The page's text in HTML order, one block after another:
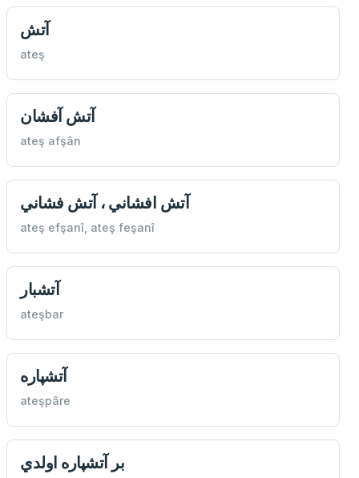
آتش
ateş
آتش آفشان
ateş afşân
آتش افشاني ، آتش فشاني
ateş efşanî, ateş feşanî
آتشبار
ateşbar
آتشپاره
ateşpâre
بر آتشپاره اولدي